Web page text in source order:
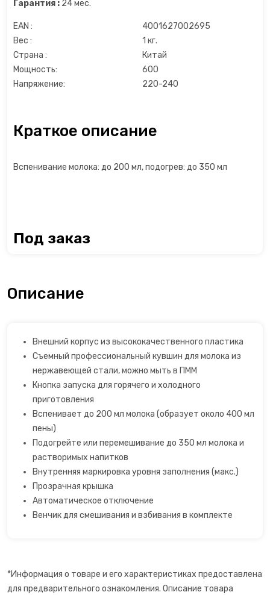
Гарантия : 24 мес.
EAN :
4001627002695
Вес :
1 кг.
Страна :
Китай
Мощность:
600
Напряжение:
220-240
Краткое описание
Вспенивание молока: до 200 мл, подогрев: до 350 мл
Под заказ
Описание
Внешний корпус из высококачественного пластика
Съемный профессиональный кувшин для молока из
нержавеющей стали, можно мыть в ПММ
Кнопка запуска для горячего и холодного
приготовления
Вспенивает до 200 мл молока (образует около 400 мл
пены)
Подогрейте или перемешивание до 350 мл молока и
растворимых напитков
Внутренняя маркировка уровня заполнения (макс.)
Прозрачная крышка
Автоматическое отключение
Венчик для смешивания и взбивания в комплекте
*Информация о товаре и его характеристиках предоставлена
для предварительного ознакомления. Описание товара
Мороженицы
Мультиварки
Открывалки
Пицца мейкер
Плитки
Пончик-мейкеры
Пуровер
Раклетницы
Слайсеры для нарезки